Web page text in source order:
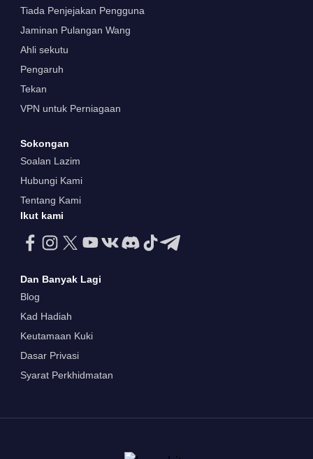
Tiada Penjejakan Pengguna
Jaminan Pulangan Wang
Ahli sekutu
Pengaruh
Tekan
VPN untuk Perniagaan
Sokongan
Soalan Lazim
Hubungi Kami
Tentang Kami
Ikut kami
Dan Banyak Lagi
Blog
Kad Hadiah
Keutamaan Kuki
Dasar Privasi
Syarat Perkhidmatan